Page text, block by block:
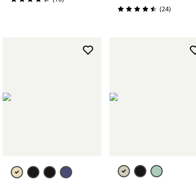
評価: 4.3 / 5
評価: 4.5 / 5 (24レビュー
)